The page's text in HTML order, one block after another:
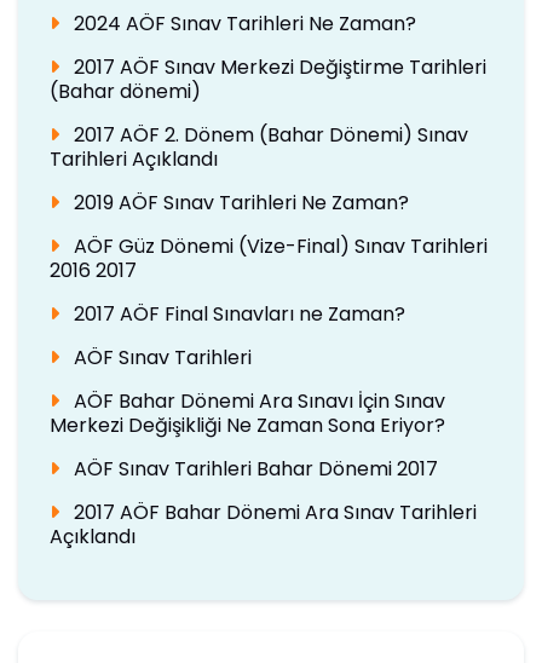
2024 AÖF Sınav Tarihleri Ne Zaman?
2017 AÖF Sınav Merkezi Değiştirme Tarihleri
(Bahar dönemi)
2017 AÖF 2. Dönem (Bahar Dönemi) Sınav
Tarihleri Açıklandı
2019 AÖF Sınav Tarihleri Ne Zaman?
AÖF Güz Dönemi (Vize-Final) Sınav Tarihleri
2016 2017
2017 AÖF Final Sınavları ne Zaman?
AÖF Sınav Tarihleri
AÖF Bahar Dönemi Ara Sınavı İçin Sınav
Merkezi Değişikliği Ne Zaman Sona Eriyor?
AÖF Sınav Tarihleri Bahar Dönemi 2017
2017 AÖF Bahar Dönemi Ara Sınav Tarihleri
Açıklandı